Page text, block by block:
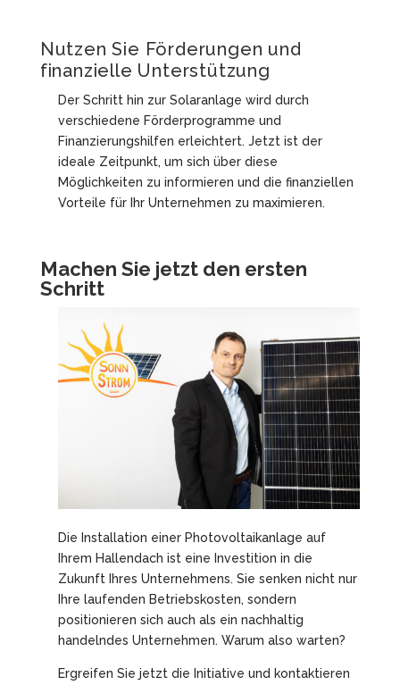
Nutzen Sie Förderungen und
finanzielle Unterstützung
Der Schritt hin zur Solaranlage wird durch
verschiedene Förderprogramme und
Finanzierungshilfen erleichtert. Jetzt ist der
ideale Zeitpunkt, um sich über diese
Möglichkeiten zu informieren und die finanziellen
Vorteile für Ihr Unternehmen zu maximieren.
Machen Sie jetzt den ersten
Schritt
Die Installation einer Photovoltaikanlage auf
Ihrem Hallendach ist eine Investition in die
Zukunft Ihres Unternehmens. Sie senken nicht nur
Ihre laufenden Betriebskosten, sondern
positionieren sich auch als ein nachhaltig
handelndes Unternehmen. Warum also warten?
Ergreifen Sie jetzt die Initiative und kontaktieren